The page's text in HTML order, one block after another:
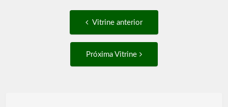
navigation
Vitrine anterior
Próxima Vitrine